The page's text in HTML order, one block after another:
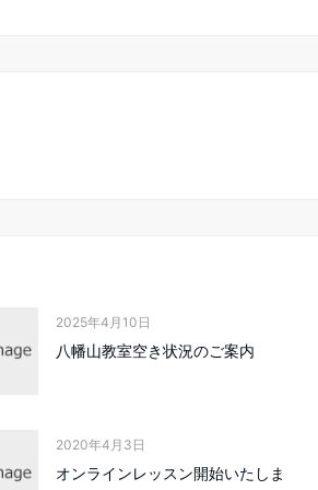
2025年4月10日
八幡山教室空き状況のご案内
2020年4月3日
オンラインレッスン開始いたしま